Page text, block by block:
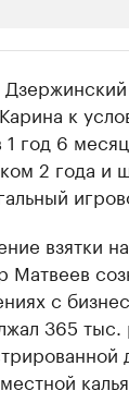
в
каталоге
к
год 6
2 года и
взятки
с
365 тыс.